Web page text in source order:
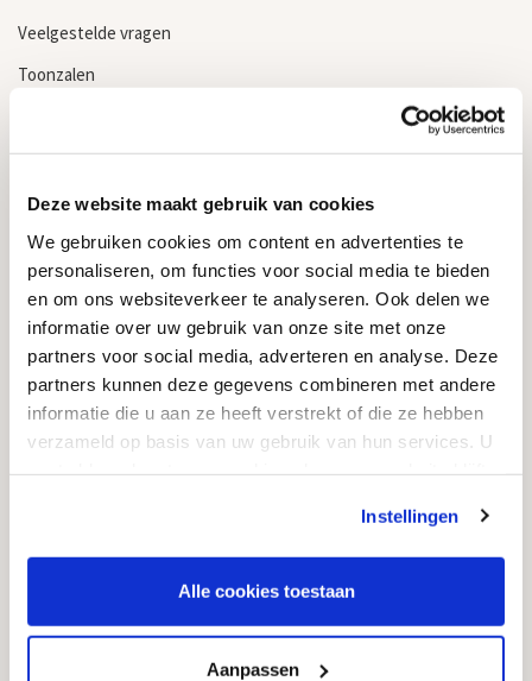
Deze website maakt gebruik van cookies
We gebruiken cookies om content en advertenties te
personaliseren, om functies voor social media te bieden
en om ons websiteverkeer te analyseren. Ook delen we
informatie over uw gebruik van onze site met onze
partners voor social media, adverteren en analyse. Deze
partners kunnen deze gegevens combineren met andere
informatie die u aan ze heeft verstrekt of die ze hebben
verzameld op basis van uw gebruik van hun services. U
Instellingen
Alle cookies toestaan
Aanpassen
Veelgestelde vragen
Toonzalen
Kwaliteit
Garantie & service
Onderhoud
Vergunningen
Levertijd
Grafsteen kopen
Informatie
Algemene voorwaarden
Garantievoorwaarden
Informatie over grafstenen